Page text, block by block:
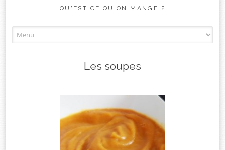
QU'EST CE QU'ON MANGE ?
to
Les soupes